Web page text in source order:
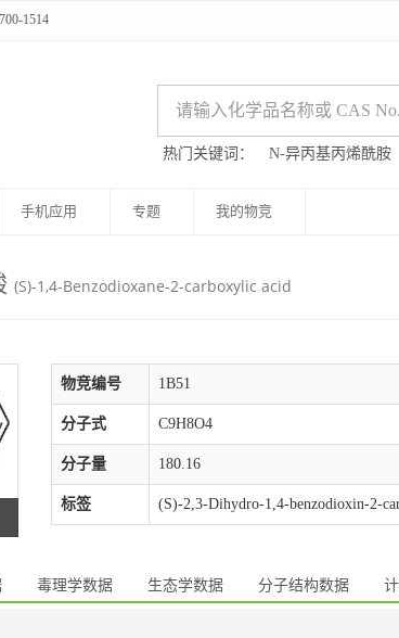
1514
热门关键词： N-异丙基丙烯酰胺
手机应用 专题 我的物竞
(S)-1,4-Benzodioxane-2-carboxylic acid
物竞编号 1B51
分子式 C9H8O4
分子量 180.16
标签 (S)-2,3-Dihydro-1,4-benzodioxin-2-
毒理学数据 生态学数据 分子结构数据